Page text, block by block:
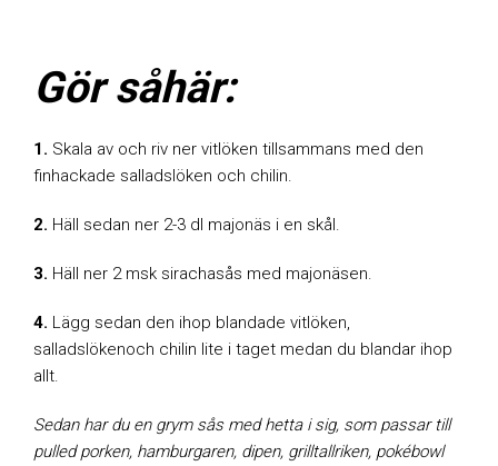
Gör såhär:
1. Skala av och riv ner vitlöken tillsammans med den
finhackade salladslöken och chilin.
2. Häll sedan ner 2-3 dl majonäs i en skål.
3. Häll ner 2 msk sirachasås med majonäsen.
4. Lägg sedan den ihop blandade vitlöken,
salladslökenoch chilin lite i taget medan du blandar ihop
allt.
Sedan har du en grym sås med hetta i sig, som passar till
pulled porken, hamburgaren, dipen, grilltallriken, pokébowl